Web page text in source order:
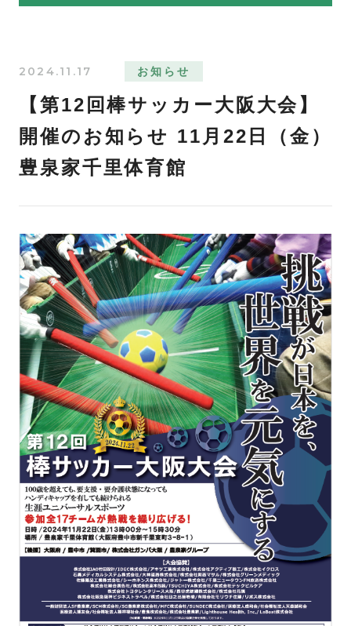
2024.11.17 お知らせ
【第12回棒サッカー大阪大会】
開催のお知らせ 11月22日（金）
豊泉家千里体育館